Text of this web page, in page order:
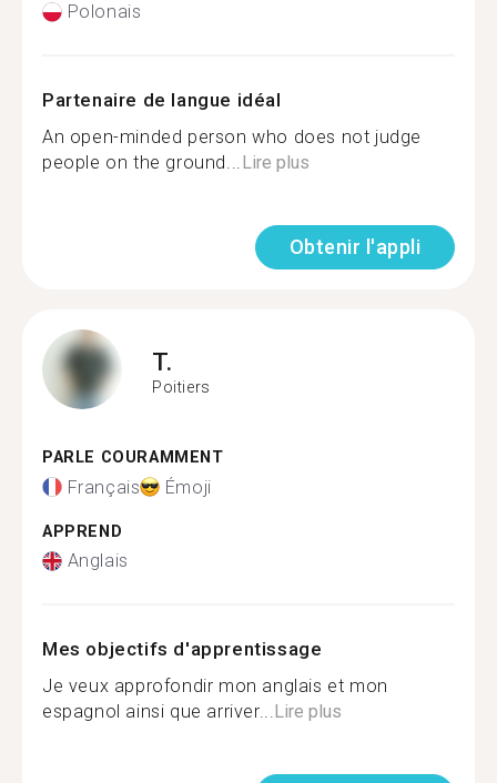
Polonais
Partenaire de langue idéal
An open-minded person who does not judge
people on the ground...Lire plus
Obtenir l'appli
T.
Poitiers
PARLE COURAMMENT
Français Émoji
APPREND
Anglais
Mes objectifs d'apprentissage
Je veux approfondir mon anglais et mon
espagnol ainsi que arriver...Lire plus